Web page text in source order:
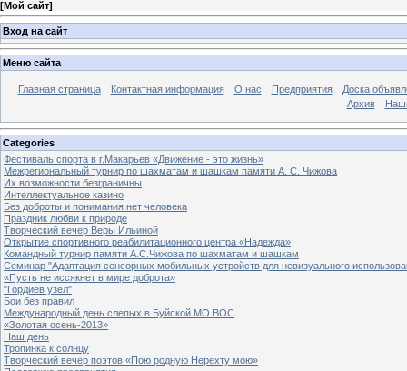
[Мой сайт]
Вход на сайт
Меню сайта
Главная страница Контактная информация О нас Предприятия
Доска
Архив
Categories
Фестиваль спорта в г.Макарьев «Движение - это жизнь»
Межрегиональный турнир по шахматам и шашкам памяти А. С. Чижова
Их возможности безграничны
Интеллектуальное казино
Без доброты и понимания нет человека
Праздник любви к природе
Творческий вечер Веры Ильиной
Открытие спортивного реабилитационного центра «Надежда»
Командный турнир памяти А.С.Чижова по шахматам и шашкам
Семинар "Адаптация сенсорных мобильных устройств для невизуального
«Пусть не иссякнет в мире доброта»
"Гордиев узел"
Бои без правил
Международный день слепых в Буйской МО ВОС
«Золотая осень-2013»
Наш день
Тропинка к солнцу
Творческий вечер поэтов «Пою родную Нерехту мою»